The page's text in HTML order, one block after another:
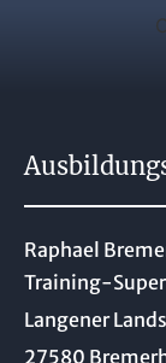
Raphael
Training-
Langener
27580